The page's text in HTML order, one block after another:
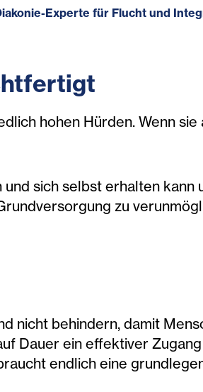
Experte für Flucht und
hohen Hürden. Wenn sie
sich selbst erhalten kann
zu
nicht behindern, damit
Dauer ein effektiver
endlich eine